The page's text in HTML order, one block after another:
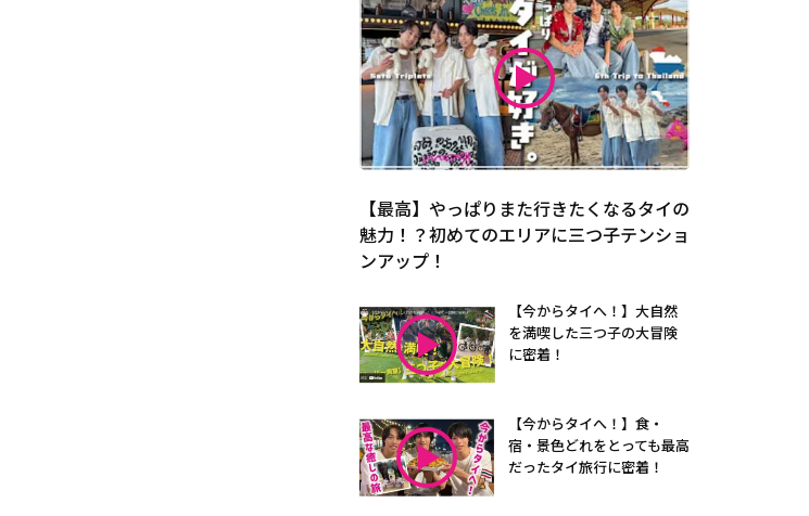
【最高】やっぱりまた行きたくなるタイの
魅力！？初めてのエリアに三つ子テンショ
ンアップ！
【今からタイへ！】大自然
を満喫した三つ子の大冒険
に密着！
【今からタイへ！】食・
宿・景色どれをとっても最高
だったタイ旅行に密着！